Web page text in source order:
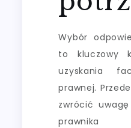
Wybór
to kluczowy
uzyskania
prawnej.
zwrócić